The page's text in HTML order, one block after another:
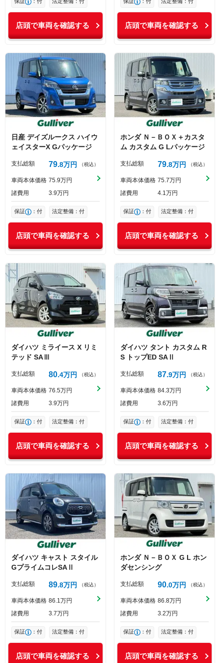
店頭で車両を確認する 店頭で車両を確認する
日産 デイズルークス ハイウ
ェイスターX Gパッケージ
支払総額 79 8万円 （税込）
車両本体価格 75 9万円
諸費用
3 9万円
保証 ：付 法定整備：付
店頭で車両を確認する
ホンダ Ｎ－ＢＯＸ＋カスタ
ム カスタム G Lパッケージ
支払総額 79 8万円 （税込）
車両本体価格 75 7万円
諸費用
4 1 万円
保証 ：付 法定整備：付
店頭で車両を確認する
ダイハツ ミライース X リミ
テッド SAⅢ
支払総額 80 4万円 （税込）
車両本体価格 76 5万円
諸費用
3 9万円
保証 ：付 法定整備：付
店頭で車両を確認する
ダイハツ タント カスタム R
S トップED SAⅡ
支払総額 87 9万円 （税込）
車両本体価格 84 3万円
諸費用
3 6万円
保証 ：付 法定整備：付
店頭で車両を確認する
ダイハツ キャスト スタイル
GプライムコレSAⅡ
支払総額 89 8万円 （税込）
車両本体価格 86 1 万円
諸費用
3 7万円
保証 ：付 法定整備：付
店頭で車両を確認する
ホンダ Ｎ－ＢＯＸ G L ホン
ダセンシング
支払総額 90 0万円 （税込）
車両本体価格 86 8万円
諸費用
3 2万円
保証 ：付 法定整備：付
店頭で車両を確認する